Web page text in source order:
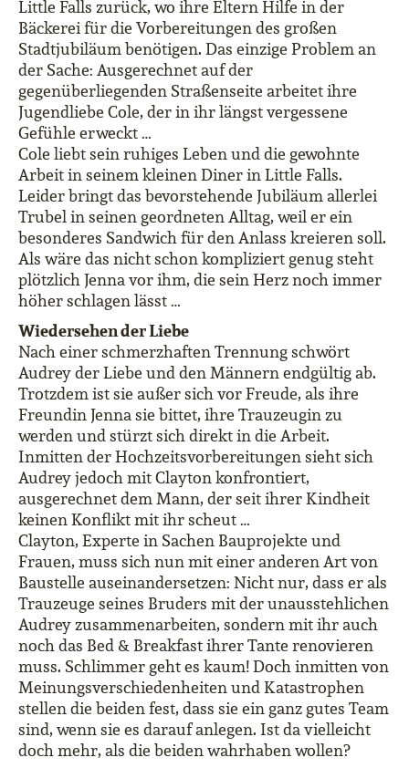
Little Falls zurück, wo ihre Eltern Hilfe in der
Bäckerei für die Vorbereitungen des großen
Stadtjubiläum benötigen. Das einzige Problem an
der Sache: Ausgerechnet auf der
gegenüberliegenden Straßenseite arbeitet ihre
Jugendliebe Cole, der in ihr längst vergessene
Gefühle erweckt …
Cole liebt sein ruhiges Leben und die gewohnte
Arbeit in seinem kleinen Diner in Little Falls.
Leider bringt das bevorstehende Jubiläum allerlei
Trubel in seinen geordneten Alltag, weil er ein
besonderes Sandwich für den Anlass kreieren soll.
Als wäre das nicht schon kompliziert genug steht
plötzlich Jenna vor ihm, die sein Herz noch immer
höher schlagen lässt …
Wiedersehen der Liebe
Nach einer schmerzhaften Trennung schwört
Audrey der Liebe und den Männern endgültig ab.
Trotzdem ist sie außer sich vor Freude, als ihre
Freundin Jenna sie bittet, ihre Trauzeugin zu
werden und stürzt sich direkt in die Arbeit.
Inmitten der Hochzeitsvorbereitungen sieht sich
Audrey jedoch mit Clayton konfrontiert,
ausgerechnet dem Mann, der seit ihrer Kindheit
keinen Konflikt mit ihr scheut …
Clayton, Experte in Sachen Bauprojekte und
Frauen, muss sich nun mit einer anderen Art von
Baustelle auseinandersetzen: Nicht nur, dass er als
Trauzeuge seines Bruders mit der unausstehlichen
Audrey zusammenarbeiten, sondern mit ihr auch
noch das Bed & Breakfast ihrer Tante renovieren
muss. Schlimmer geht es kaum! Doch inmitten von
Meinungsverschiedenheiten und Katastrophen
stellen die beiden fest, dass sie ein ganz gutes Team
sind, wenn sie es darauf anlegen. Ist da vielleicht
doch mehr, als die beiden wahrhaben wollen?